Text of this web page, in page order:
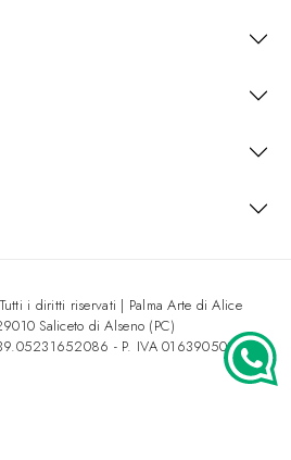
i diritti riservati | Palma Arte di Alice
Saliceto di Alseno (PC)
- P. IVA 01639050333 -